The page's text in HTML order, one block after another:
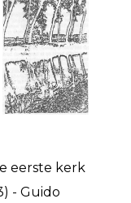
eerste kerk
- Guido